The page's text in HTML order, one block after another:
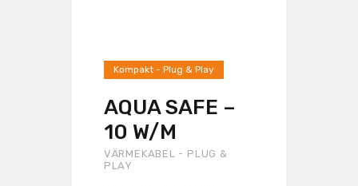
Kompakt - Plug & Play
AQUA SAFE –
10 W/M
VÄRMEKABEL - PLUG &
PLAY